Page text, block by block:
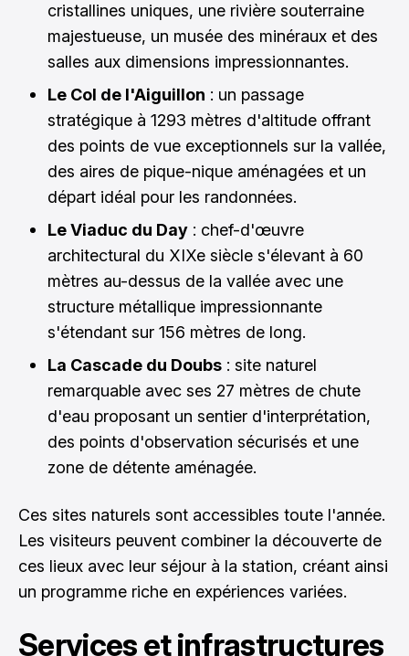
cristallines uniques, une rivière souterraine
majestueuse, un musée des minéraux et des
salles aux dimensions impressionnantes.
Le Col de l'Aiguillon : un passage
stratégique à 1293 mètres d'altitude offrant
des points de vue exceptionnels sur la vallée,
des aires de pique-nique aménagées et un
départ idéal pour les randonnées.
Le Viaduc du Day : chef-d'œuvre
architectural du XIXe siècle s'élevant à 60
mètres au-dessus de la vallée avec une
structure métallique impressionnante
s'étendant sur 156 mètres de long.
La Cascade du Doubs : site naturel
remarquable avec ses 27 mètres de chute
d'eau proposant un sentier d'interprétation,
des points d'observation sécurisés et une
zone de détente aménagée.
Ces sites naturels sont accessibles toute l'année.
Les visiteurs peuvent combiner la découverte de
ces lieux avec leur séjour à la station, créant ainsi
un programme riche en expériences variées.
Services et infrastructures